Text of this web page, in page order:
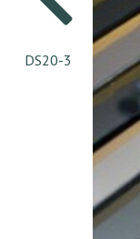
DS20-3